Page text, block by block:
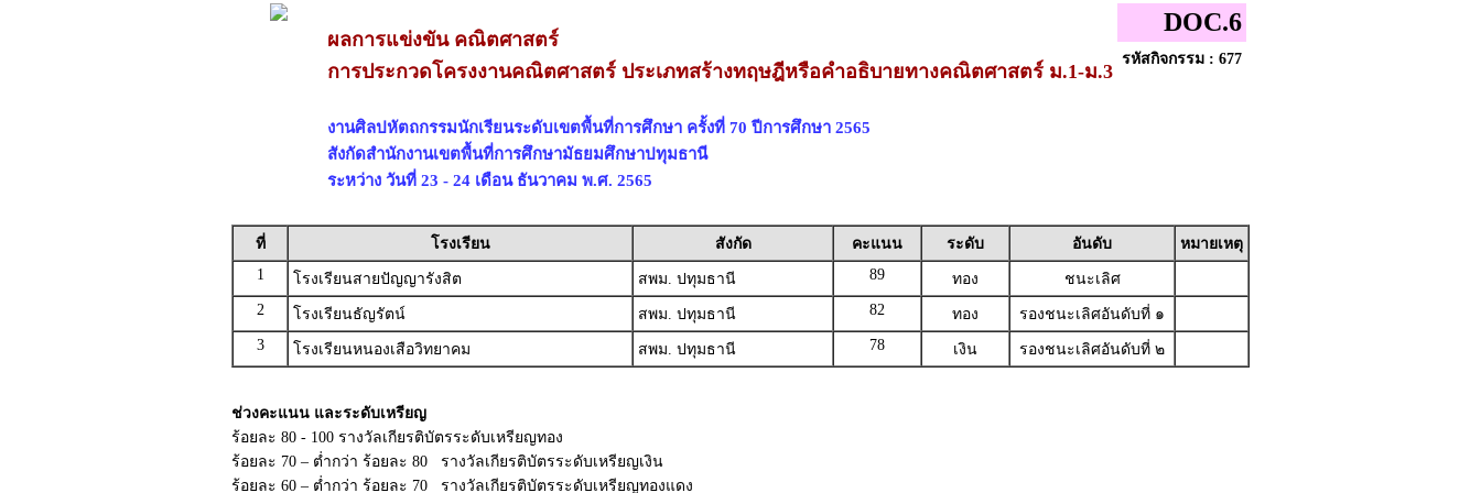
ผลการแข่งขัน คณิตศาสตร์
การประกวดโครงงานคณิตศาสตร์ ประเภทสร้างทฤษฎีหรือคำอธิบายทางคณิตศาสตร์ ม.1-ม.3
งานศิลปหัตถกรรมนักเรียนระดับเขตพื้นที่การศึกษา ครั้งที่ 70 ปีการศึกษา 2565
สังกัดสำนักงานเขตพื้นที่การศึกษามัธยมศึกษาปทุมธานี
ระหว่าง วันที่ 23 - 24 เดือน ธันวาคม พ.ศ. 2565
DOC.6
รหัสกิจกรรม : 677
ที่ โรงเรียน สังกัด คะแนน ระดับ อันดับ
หมายเหตุ
1
โรงเรียนสายปัญญารังสิต สพม. ปทุมธานี 89 ทอง
ชนะเลิศ
2
โรงเรียนธัญรัตน์ สพม. ปทุมธานี 82 ทอง
รองชนะเลิศอันดับที่ ๑
3
โรงเรียนหนองเสือวิทยาคม สพม. ปทุมธานี 78 เงิน รองชนะเลิศอันดับที่ ๒
ช่วงคะแนน และระดับเหรียญ
ร้อยละ 80 - 100 รางวัลเกียรติบัตรระดับเหรียญทอง
ร้อยละ 70 – ต่ำกว่า ร้อยละ 80 รางวัลเกียรติบัตรระดับเหรียญเงิน
ร้อยละ 60 – ต่ำกว่า ร้อยละ 70 รางวัลเกียรติบัตรระดับเหรียญทองแดง